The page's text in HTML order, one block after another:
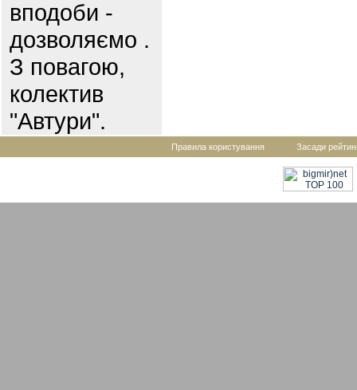
вподоби -
дозволяємо .
З повагою,
колектив
"Автури".
Правила користування Засади